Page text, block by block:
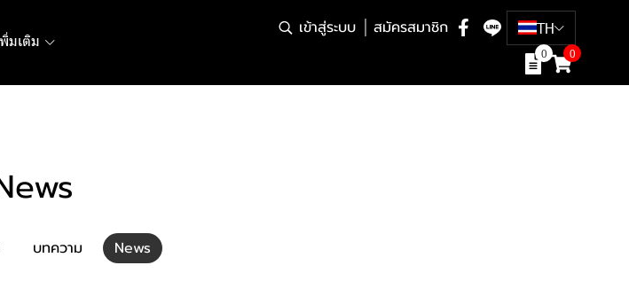
พิ่มเติม
เข้าสู่ระบบ สมัครสมาชิก TH
0 0
บทความ News